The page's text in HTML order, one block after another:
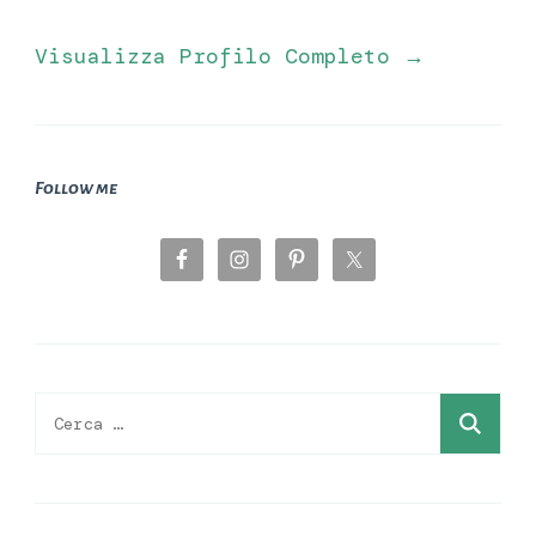
Visualizza Profilo Completo →
Follow me
Ricerca